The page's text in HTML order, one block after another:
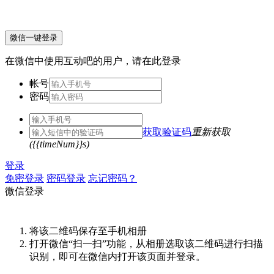
微信一键登录
在微信中使用互动吧的用户，请在此登录
帐号
密码
获取验证码重新获取
({{timeNum}}s)
登录
免密登录 密码登录 忘记密码？
微信登录
将该二维码保存至手机相册
打开微信“扫一扫”功能，从相册选取该二维码进行扫描
识别，即可在微信内打开该页面并登录。